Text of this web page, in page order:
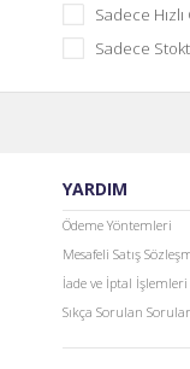
Sadece
Sadece
YARDIM
Ödeme Yöntemleri
Mesafeli Satış
İade ve İptal İşlemleri
Sıkça Sorulan Sorular